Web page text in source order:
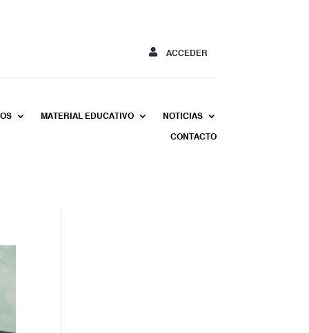
ACCEDER
MATERIAL EDUCATIVO
NOTICIAS
CONTACTO